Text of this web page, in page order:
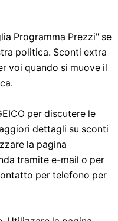
Programma Prezzi" se
politica. Sconti extra
voi quando si muove il
per discutere le
dettagli su sconti
la pagina
tramite e-mail o per
per telefono per